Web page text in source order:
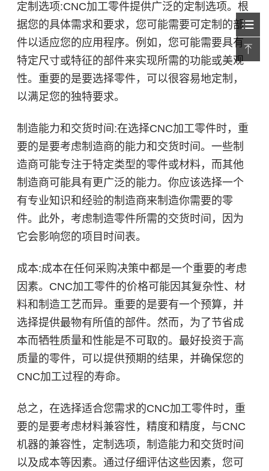
定制选项:CNC加工零件提供广泛的定制选项。根
据您的具体需求和要求，您可能需要可定制的部
件以适应您的应用程序。例如，您可能需要具有
特定尺寸或特征的部件来实现所需的功能或美观
性。重要的是要选择零件，可以很容易地定制，
以满足您的独特要求。
制造能力和交货时间:在选择CNC加工零件时，重
要的是要考虑制造商的能力和交货时间。一些制
造商可能专注于特定类型的零件或材料，而其他
制造商可能具有更广泛的能力。你应该选择一个
有专业知识和经验的制造商来制造你需要的零
件。此外，考虑制造零件所需的交货时间，因为
它会影响您的项目时间表。
成本:成本在任何采购决策中都是一个重要的考虑
因素。CNC加工零件的价格可能因其复杂性、材
料和制造工艺而异。重要的是要有一个预算，并
选择提供最物有所值的部件。然而，为了节省成
本而牺牲质量和性能是不可取的。最好投资于高
质量的零件，可以提供预期的结果，并确保您的
CNC加工过程的寿命。
总之，在选择适合您需求的CNC加工零件时，重
要的是要考虑材料兼容性，精度和精度，与CNC
机器的兼容性，定制选项，制造能力和交货时间
以及成本等因素。通过仔细评估这些因素，您可